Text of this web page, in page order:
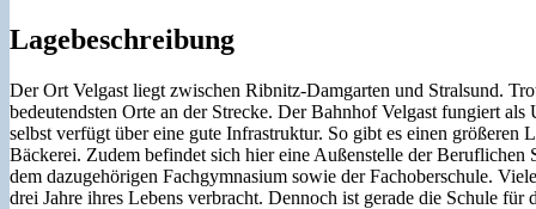
Lagebeschreibung
Der Ort Velgast liegt zwischen Ribnitz-Damgarten und Stralsund.
bedeutendsten Orte an der Strecke. Der Bahnhof Velgast fungiert
selbst verfügt über eine gute Infrastruktur. So gibt es einen größeren
Bäckerei. Zudem befindet sich hier eine Außenstelle der Beruflichen
dem dazugehörigen Fachgymnasium sowie der Fachoberschule.
drei Jahre ihres Lebens verbracht. Dennoch ist gerade die Schule